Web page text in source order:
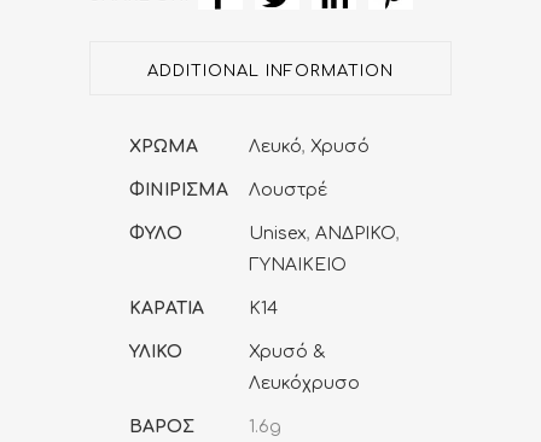
Χριστός
quantity
ADDITIONAL INFORMATION
ΧΡΩΜΑ Λευκό, Χρυσό
ΦΙΝΙΡΙΣΜΑ Λουστρέ
ΦΥΛΟ Unisex, ΑΝΔΡΙΚΟ,
ΓΥΝΑΙΚΕΙΟ
ΚΑΡΑΤΙΑ K14
ΥΛΙΚΟ
Χρυσό &
Λευκόχρυσο
ΒΑΡΟΣ 1.6g